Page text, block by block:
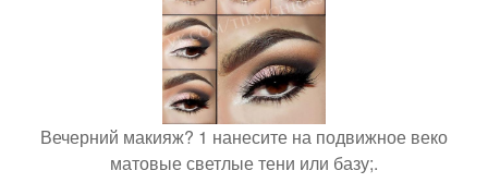
Вечерний макияж? 1 нанесите на подвижное веко
матовые светлые тени или базу;.